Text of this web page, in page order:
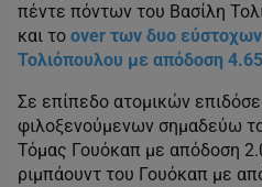
πέντε πόντων του Βασίλη
και το over των δυο
Τολιόπουλου με απόδοση 4.65
Σε επίπεδο ατομικών
φιλοξενούμενων σημαδεύω
Τόμας Γουόκαπ με απόδοση
ριμπάουντ του Γουόκαπ με